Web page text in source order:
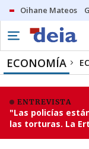
Oihane Mateos
ECONOMÍA
ENTREVISTA
"Las policías
las torturas. La